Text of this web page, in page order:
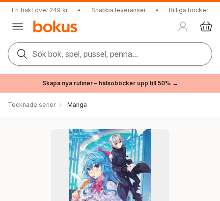
Fri frakt över 249 kr • Snabba leveranser • Billiga böcker
Sök bok, spel, pussel, penna...
Skapa nya rutiner – hälsoböcker upp till 50% →
Tecknade serier Manga